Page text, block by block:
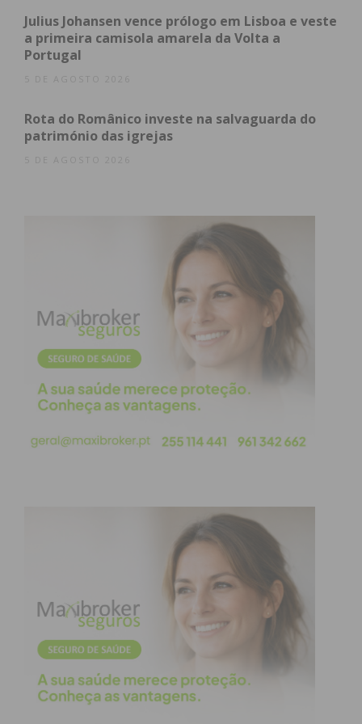
experiência cultural
multidisciplinar, aliando a
música, a arquitetura e a
história”, refere a
organização.
Destaque: O Mosteiro de
A escolha do Mosteiro de Ferreira para a abertura
deste ciclo não é casual. Reconhecido pela
excelência da sua arquitetura românica e pelo seu
valor histórico na região de Paços de Ferreira, o
monumento oferece a acústica e o ambiente ideais
para o repertório de canto lírico e guitarra clássica
que define este projeto.
Além disso, a edição deste ano ganha um relevo
reforçando a missão de sensibilizar o público para
a preservação e valorização do património
Agenda Completa: Abril no
Românico
A entrada para todos os concertos é
Julius Johansen vence prólogo em Lisboa e veste
a primeira camisola amarela da Volta a
Portugal
5 DE AGOSTO 2026
Rota do Românico investe na salvaguarda do
património das igrejas
5 DE AGOSTO 2026